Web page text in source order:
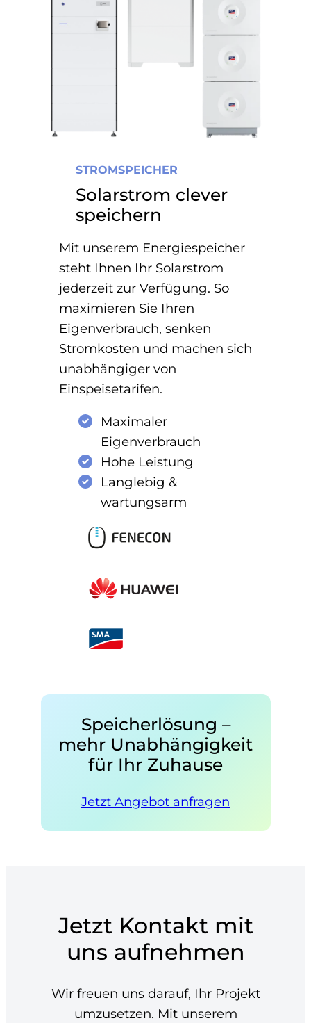
STROMSPEICHER
Solarstrom clever
speichern
Mit unserem Energiespeicher
steht Ihnen Ihr Solarstrom
jederzeit zur Verfügung. So
maximieren Sie Ihren
Eigenverbrauch, senken
Stromkosten und machen sich
unabhängiger von
Einspeisetarifen.
Maximaler
Eigenverbrauch
Hohe Leistung
Langlebig &
wartungsarm
Speicherlösung –
mehr Unabhängigkeit
für Ihr Zuhause
Jetzt Angebot anfragen
Jetzt Kontakt mit
uns aufnehmen
Wir freuen uns darauf, Ihr Projekt
umzusetzen. Mit unserem